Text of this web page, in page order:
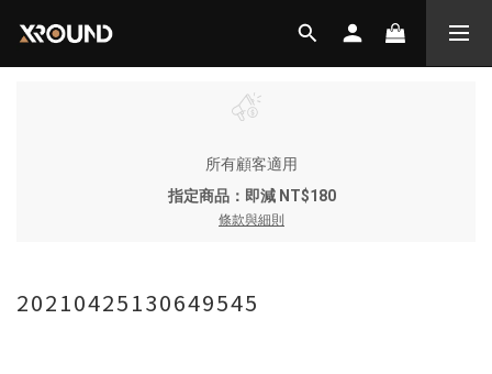
所有顧客適用
指定商品：即減 NT$180
條款與細則
20210425130649545